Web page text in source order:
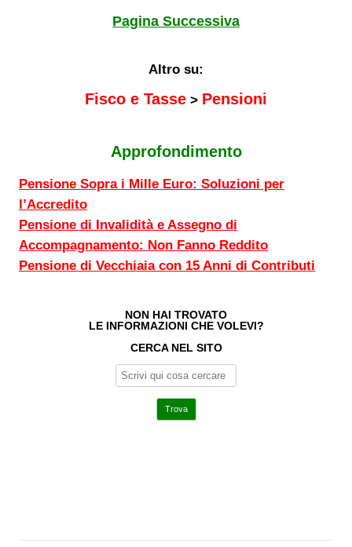
Pagina Successiva
Altro su:
Fisco e Tasse > Pensioni
Approfondimento
Pensione Sopra i Mille Euro: Soluzioni per
l’Accredito
Pensione di Invalidità e Assegno di
Accompagnamento: Non Fanno Reddito
Pensione di Vecchiaia con 15 Anni di Contributi
NON HAI TROVATO
LE INFORMAZIONI CHE VOLEVI?
CERCA NEL SITO